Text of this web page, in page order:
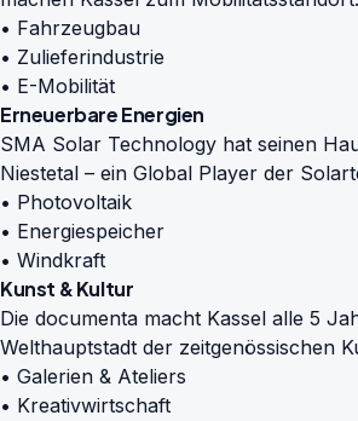
• Fahrzeugbau
• Zulieferindustrie
• E-Mobilität
Erneuerbare Energien
SMA Solar Technology hat seinen
Niestetal – ein Global Player der
• Photovoltaik
• Energiespeicher
• Windkraft
Kunst & Kultur
Die documenta macht Kassel alle 5
Welthauptstadt der zeitgenössischen
• Galerien & Ateliers
• Kreativwirtschaft